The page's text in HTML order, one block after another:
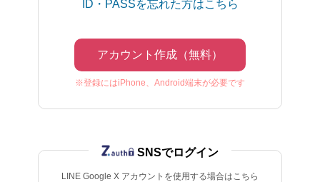
ID・PASSを忘れた方はこちら
アカウント作成（無料）
※登録にはiPhone、Android端末が必要です
LINE Google X アカウントを使用する場合はこちら
SNSでログイン